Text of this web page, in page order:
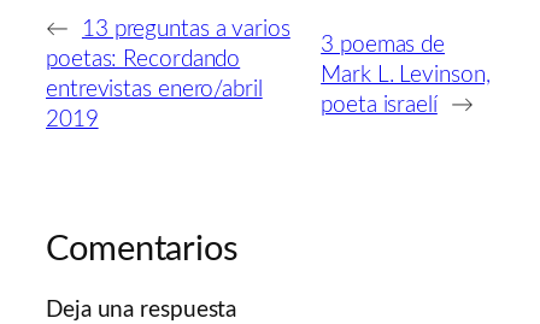
←
13 preguntas a varios
poetas: Recordando
entrevistas enero/abril
2019
3 poemas de
Mark L. Levinson,
poeta israelí
→
Comentarios
Deja una respuesta